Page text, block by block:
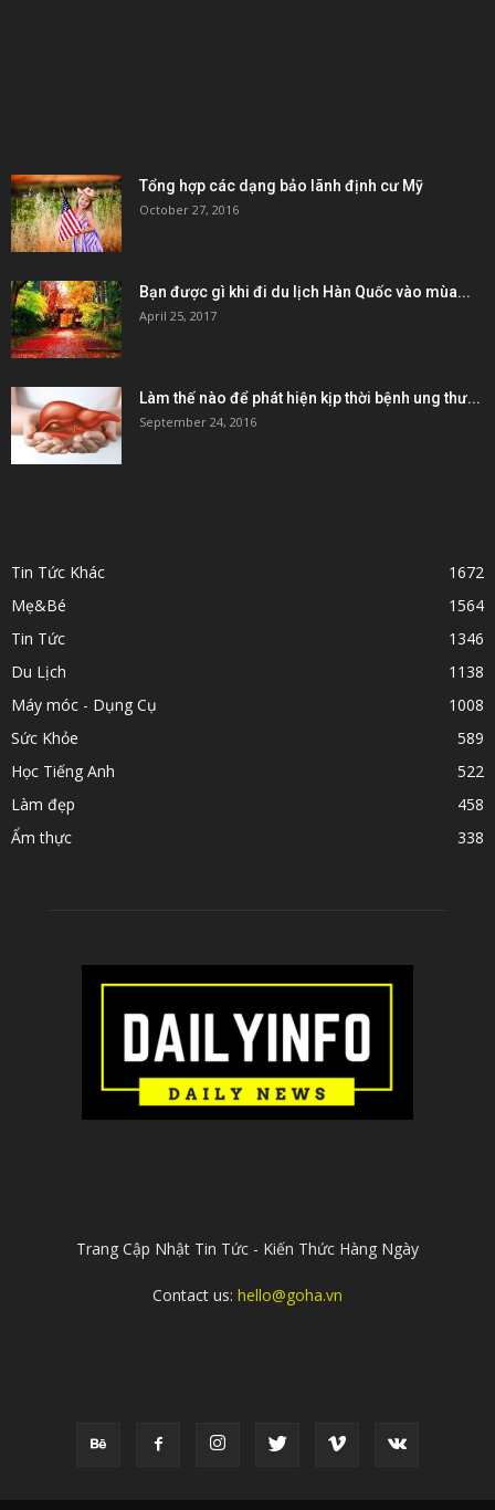
Tổng hợp các dạng bảo lãnh định cư Mỹ
October 27, 2016
Bạn được gì khi đi du lịch Hàn Quốc vào mùa...
April 25, 2017
Làm thế nào để phát hiện kịp thời bệnh ung thư...
September 24, 2016
Tin Tức Khác
1672
Mẹ&Bé
1564
Tin Tức
1346
Du Lịch
1138
Máy móc - Dụng Cụ
1008
Sức Khỏe
589
Học Tiếng Anh
522
Làm đẹp
458
Ẩm thực
338
Trang Cập Nhật Tin Tức - Kiến Thức Hàng Ngày
Contact us: hello@goha.vn